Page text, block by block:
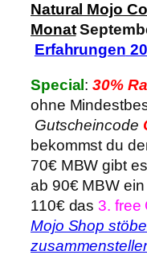
Natural Mojo
Monat
Erfahrungen
Special :30%
ohne
Gutscheincode
bekommst du
70€ MBW gibt
ab 90€ MBW ein
110€ das3. free
Mojo Shop